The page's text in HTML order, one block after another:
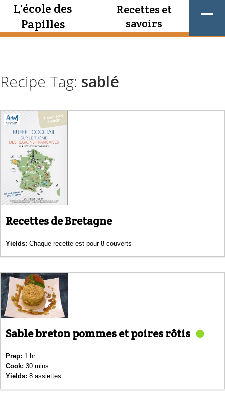
L'école des
Papilles
Recettes et
savoirs
Recipe Tag: sablé
Recettes de Bretagne
Yields: Chaque recette est pour 8 couverts
Sable breton pommes et poires rôtis
Prep: 1 hr
Cook: 30 mins
Yields: 8 assiettes